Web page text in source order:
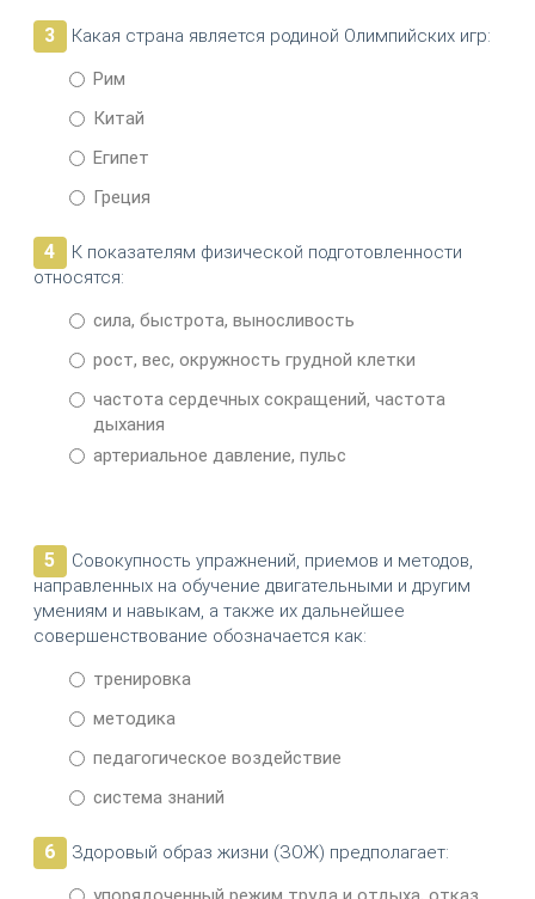
3
Какая страна является родиной Олимпийских игр:
Рим
Китай
Египет
Греция
4
К показателям физической подготовленности
относятся:
сила, быстрота, выносливость
рост, вес, окружность грудной клетки
частота сердечных сокращений, частота
дыхания
артериальное давление, пульс
5
Совокупность упражнений, приемов и методов,
направленных на обучение двигательными и другим
умениям и навыкам, а также их дальнейшее
совершенствование обозначается как:
тренировка
методика
педагогическое воздействие
система знаний
6
Здоровый образ жизни (ЗОЖ) предполагает: